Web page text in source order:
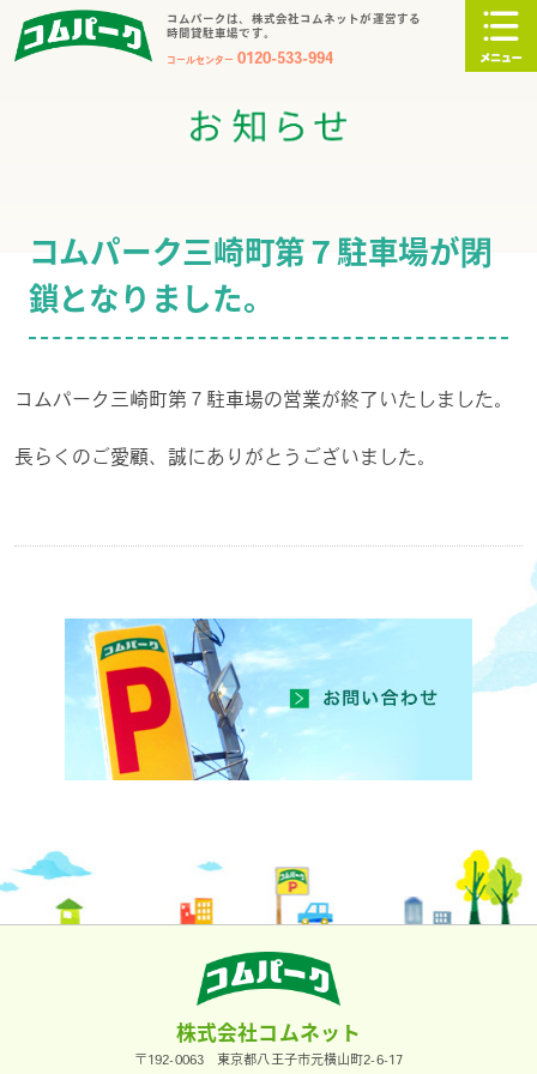
コムパークは、株式会社コムネットが運営する
時間貸駐車場です。
コールセンター 0120-533-994
コムパーク三崎町第７駐車場が閉
鎖となりました。
コムパーク三崎町第７駐車場の営業が終了いたしました。
長らくのご愛顧、誠にありがとうございました。
株式会社コムネット
〒192-0063 東京都八王子市元横山町2-6-17